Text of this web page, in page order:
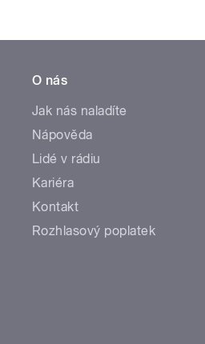
O nás
Jak nás naladíte
Nápověda
Lidé v rádiu
Kariéra
Kontakt
Rozhlasový poplatek